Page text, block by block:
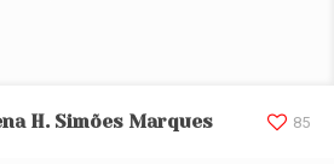
H. Simões Marques
H. Simões Marques 85